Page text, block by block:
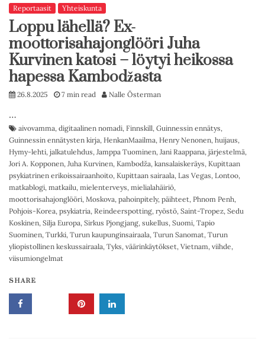
Reportaasit
Yhteiskunta
Loppu lähellä? Ex-
moottorisahajonglööri Juha
Kurvinen katosi – löytyi heikossa
hapessa Kambodžasta
26.8.2025 7 min read Nalle Österman
…
aivovamma, digitaalinen nomadi, Finnskill, Guinnessin ennätys,
Guinnessin ennätysten kirja, HenkanMaailma, Henry Nenonen, huijaus,
Hymy-lehti, jalkatulehdus, Jamppa Tuominen, Jani Raappana, järjestelmä,
Jori A. Kopponen, Juha Kurvinen, Kambodža, kansalaiskeräys, Kupittaan
psykiatrinen erikoissairaanhoito, Kupittaan sairaala, Las Vegas, Lontoo,
matkablogi, matkailu, mielenterveys, mielialahäiriö,
moottorisahajonglööri, Moskova, pahoinpitely, päihteet, Phnom Penh,
Pohjois-Korea, psykiatria, Reindeerspotting, ryöstö, Saint-Tropez, Sedu
Koskinen, Silja Europa, Sirkus Pjongjang, sukellus, Suomi, Tapio
Suominen, Turkki, Turun kaupunginsairaala, Turun Sanomat, Turun
yliopistollinen keskussairaala, Tyks, väärinkäytökset, Vietnam, viihde,
viisumiongelmat
SHARE